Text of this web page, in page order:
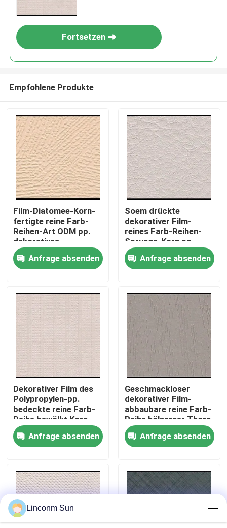
Zu Hause
Produkte
Über uns
Werksbesichtigung
Qualitätskontrolle
Kontakt mit uns
Neuigkeiten
Bitte um ein Angebot
Natürliches Holzfurnier
Fortsetzen
Empfohlene Produkte
Film-Diatomee-Korn-
fertigte reine Farb-
Reihen-Art ODM pp.
dekoratives
besonders an
Anfrage absenden
Soem drückte
dekorativer Film-
reines Farb-Reihen-
Sprungs-Korn pp.
flach
Anfrage absenden
Dekorativer Film des
Polypropylen-pp.
bedeckte reine Farb-
Reihe bewölkt Korn
mit Blasen
Anfrage absenden
Geschmackloser
dekorativer Film-
abbaubare reine Farb-
Reihe hölzerner Thorn
Grain pp.
Anfrage absenden
Linconm Sun